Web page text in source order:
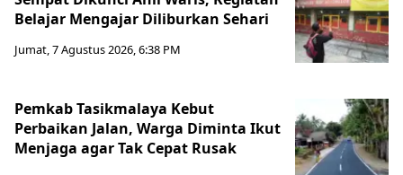
Belajar Mengajar Diliburkan Sehari
Jumat, 7 Agustus 2026, 6:38 PM
Pemkab Tasikmalaya Kebut
Perbaikan Jalan, Warga Diminta Ikut
Menjaga agar Tak Cepat Rusak